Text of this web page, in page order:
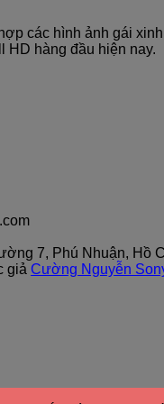
các hình ảnh gái
HD hàng đầu hiện nay.
7, Phú Nhuận, Hồ
giả Cường Nguyễn